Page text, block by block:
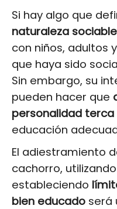
Si hay algo que
naturaleza
con niños, adultos
que haya sido
Sin embargo, su
pueden hacer que
personalidad terca
educación
El adiestramiento
cachorro,
estableciendo
bien educado será